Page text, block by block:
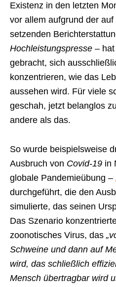
Existenz in den letzten
vor allem aufgrund der
setzenden
Hochleistungspresse –
gebracht, sich
konzentrieren, wie das
aussehen wird. Für viele
geschah, jetzt belanglos
andere als das.
So wurde beispielsweise
Ausbruch von Covid-19 in
globale Pandemieübung –
durchgeführt, die den
simulierte, das seinen
Das Szenario
zoonotisches Virus, das
Schweine und dann auf
wird, das schließlich
Mensch übertragbar wird